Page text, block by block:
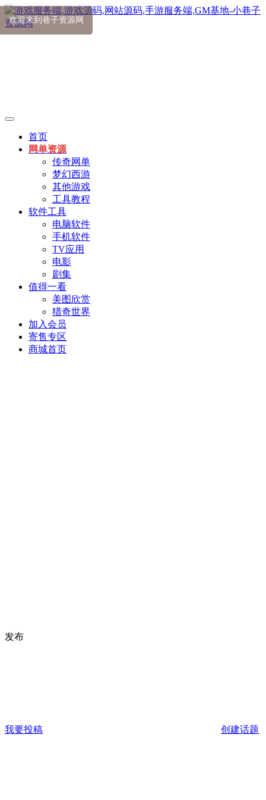
首页
网单资源
传奇网单
梦幻西游
其他游戏
工具教程
软件工具
电脑软件
手机软件
TV应用
电影
剧集
值得一看
美图欣赏
猎奇世界
加入会员
寄售专区
商城首页
发布
我要投稿 创建话题